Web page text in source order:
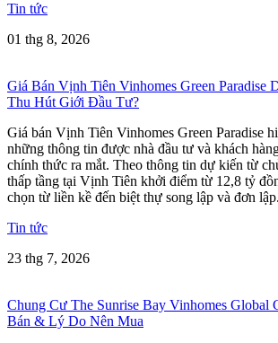
Tin tức
01 thg 8, 2026
Giá Bán Vịnh Tiên Vinhomes Green Paradise
Thu Hút Giới Đầu Tư?
Giá bán Vịnh Tiên Vinhomes Green Paradise
những thông tin được nhà đầu tư và khách
chính thức ra mắt. Theo thông tin dự kiến từ
thấp tầng tại Vịnh Tiên khởi điểm từ 12,8 tỷ
chọn từ liền kề đến biệt thự song lập và đơn lập.
Tin tức
23 thg 7, 2026
Chung Cư The Sunrise Bay Vinhomes Global
Bán & Lý Do Nên Mua